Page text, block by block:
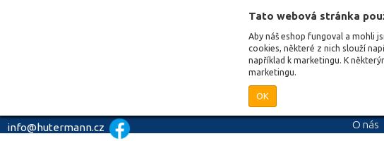
Tato webová stránka
Aby náš eshop fungoval a mohli
cookies, některé z nich slouží
například k marketingu. K
marketingu.
OK
info@hutermann.cz O nás